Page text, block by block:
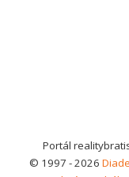
Portál
© 1997 - 2026